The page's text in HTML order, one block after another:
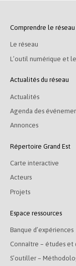
Comprendre le réseau
Le réseau
L’outil numérique et
Actualités du réseau
Actualités
Agenda des
Annonces
Répertoire Grand Est
Carte interactive
Acteurs
Projets
Espace ressources
Banque d’expériences
Connaître – études et
S’outiller –